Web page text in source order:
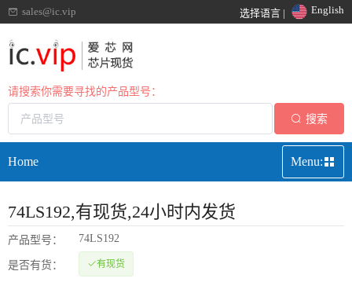
sales@ic.vip 选择语言 | English
请搜索你需要寻找的产品型号：
搜索
Home Menu:
74LS192,有现货,24小时内发货
产品型号： 74LS192
是否有货： 有现货